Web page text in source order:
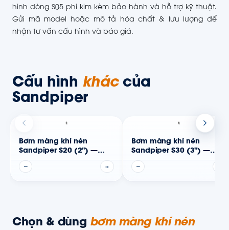
hình dòng S05 phi kim kèm bảo hành và hỗ trợ kỹ thuật.
Gửi mã model hoặc mô tả hóa chất & lưu lượng để
nhận tư vấn cấu hình và báo giá.
Cấu hình kháccủa
Sandpiper
Bơm màng khí nén
Sandpiper S20 (2") —
Thân phi kim
—
→
Bơm màng khí nén
Sandpiper S30 (3") —
Thân phi kim
—
Chọn & dùng bơm màng khí nén